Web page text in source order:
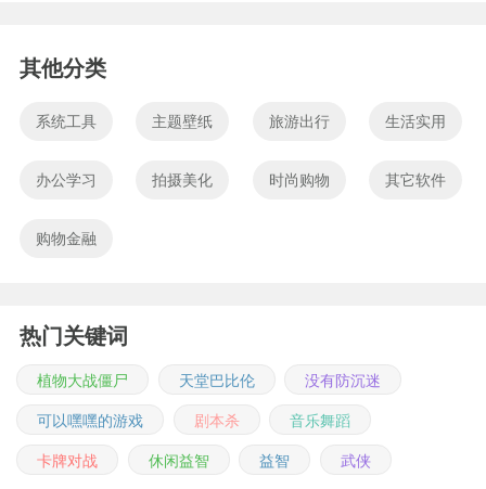
其他分类
系统工具 主题壁纸 旅游出行 生活实用
办公学习 拍摄美化 时尚购物 其它软件
购物金融
热门关键词
植物大战僵尸 天堂巴比伦
没有防沉迷
可以嘿嘿的游戏
剧本杀
音乐舞蹈
卡牌对战
休闲益智 益智 武侠